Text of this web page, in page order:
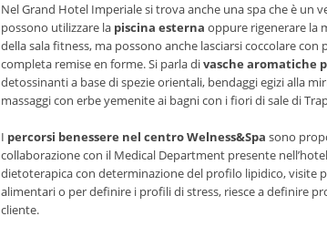
Nel Grand Hotel Imperiale si trova anche una spa che è un
possono utilizzare la piscina esterna oppure rigenerare la
della sala fitness, ma possono anche lasciarsi coccolare
completa remise en forme. Si parla divasche aromatiche
detossinanti a base di spezie orientali, bendaggi egizi alla
massaggi con erbe yemenite ai bagni con i fiori di sale di
I percorsi benessere nel centro Welness&Spa sono
collaborazione con il Medical Department presente
dietoterapica con determinazione del profilo lipidico, visite
alimentari o per definire i profili di stress, riesce a definire
cliente.